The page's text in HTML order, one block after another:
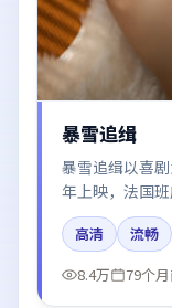
暴雪追缉
暴雪追缉以喜
年上映，法国
烊千玺、张译
乐与剪辑强化了
高清
流畅
8.4万
79个